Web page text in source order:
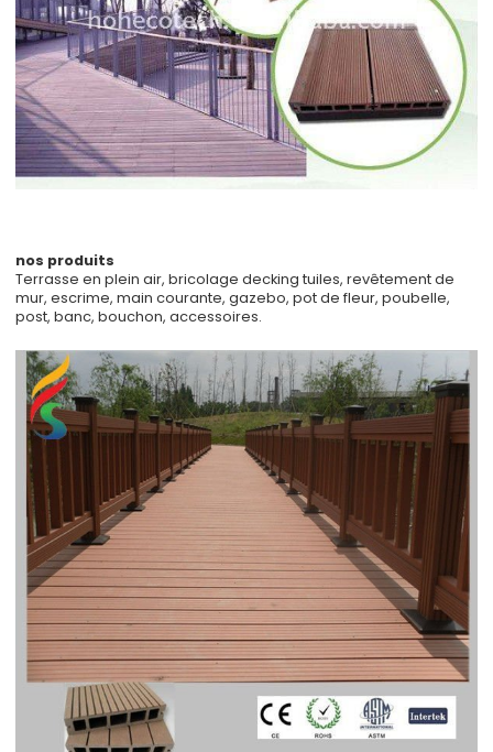
nos produits
Terrasse en plein air, bricolage decking tuiles, revêtement de
mur, escrime, main courante, gazebo, pot de fleur, poubelle,
post, banc, bouchon, accessoires.